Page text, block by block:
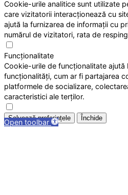
Open toolbar
Cookie-urile analitice sunt utilizate
care vizitatorii interacționează cu
ajută la furnizarea de informații cu
numărul de vizitatori, rata de
Funcționalitate
Cookie-urile de funcționalitate ajută
funcționalități, cum ar fi partajarea
platformele de socializare,
caracteristici ale terților.
Salvează preferințele Închide